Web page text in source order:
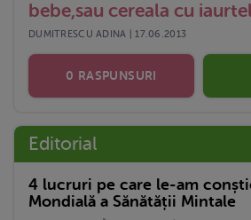
bebe,sau cereala cu
DUMITRESCU ADINA | 17.06.2013
0 RASPUNSURI
Editorial
4 lucruri pe care le-am
Mondială a Sănătății Mintale